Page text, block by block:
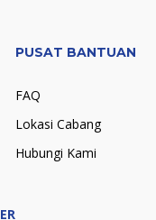
PUSAT BANTUAN
FAQ
Lokasi Cabang
Hubungi Kami